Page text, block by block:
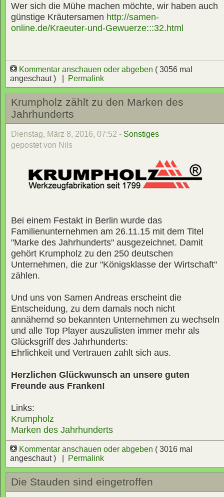
Wer sich die Mühe machen möchte, wir haben auch
günstige Kräutersamen http://samen-
online.de/Kraeuter-und-Gewuerze:::32.html
Kommentar anschauen oder abgeben ( 3056 mal
angeschaut ) |
Permalink
Krumpholz zählt zu den Marken des
Jahrhunderts
Dienstag, März 8, 2016, 07:52 - Sonstiges
gepostet von Nils
Bei einem Festakt in Berlin wurde das
Familienunternehmen am 26.11.15 mit dem Titel
"Marke des Jahrhunderts" ausgezeichnet. Damit
gehört Krumpholz zu den 250 deutschen
Unternehmen, die zur "Königsklasse der Wirtschaft"
zählen.
Und uns von Samen Andreas erscheint die
Entscheidung, zu dem damals noch nicht
annähernd so bekannten Unternehmen zu wechseln
und alle Top Player auszulisten immer mehr als
Glücksgriff des Jahrhunderts:
Ehrlichkeit und Vertrauen zahlt sich aus.
Herzlichen Glückwunsch an unsere guten
Freunde aus Franken!
Links:
Krumpholz
Marken des Jahrhunderts
Kommentar anschauen oder abgeben ( 3016 mal
angeschaut ) |
Permalink
Die Stauden sind eingetroffen